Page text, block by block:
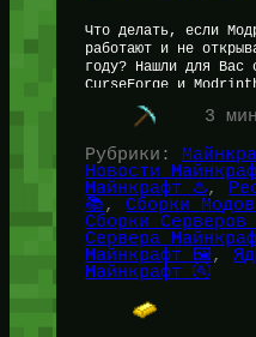
Что делать, если
работают и не
году? Нашли для Вас
CurseForge и
скачивания модов…
3
Рубрики:
Новости
Майнкрафт ♨️,
📚, Сборки
Сборки Серверов
Сервера
Майнкрафт 🖼️,
Майнкрафт 🚰